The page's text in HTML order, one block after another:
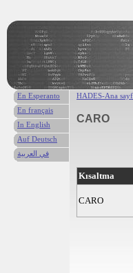
HADES-Ana
CARO
Kısaltma
CARO
En Esperanto
En français
In English
Auf Deutsch
في العربية